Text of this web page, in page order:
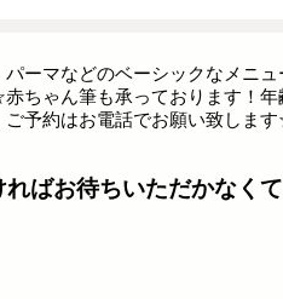
ばお待ちいただかなく
パーマなどのベーシックなメニ
ちゃん筆も承っております！
ご予約はお電話でお願い致しま